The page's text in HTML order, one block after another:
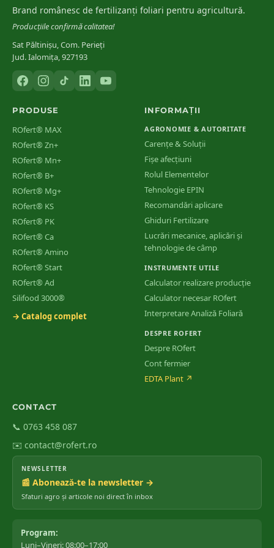
Brand românesc de fertilizanți foliari pentru agricultură.
Producțiile confirmă calitatea!
Sat Păltinișu, Com. Perieți
Jud. Ialomița, 927193
PRODUSE
ROfert® MAX
ROfert® Zn+
ROfert® Mn+
ROfert® B+
ROfert® Mg+
ROfert® KS
ROfert® PK
ROfert® Ca
ROfert® Amino
ROfert® Start
ROfert® Ad
Silifood 3000®
→ Catalog complet
INFORMAȚII
AGRONOMIE & AUTORITATE
Carențe & Soluții
Fișe afecțiuni
Rolul Elementelor
Tehnologie EPIN
Recomandări aplicare
Ghiduri Fertilizare
Lucrări mecanice, aplicări și
tehnologie de câmp
INSTRUMENTE UTILE
Calculator realizare producție
Calculator necesar ROfert
Interpretare Analiză Foliară
DESPRE ROFERT
Despre ROfert
Cont fermier
EDTA Plant ↗
CONTACT
📞 0763 458 087
✉️ contact@rofert.ro
NEWSLETTER
📰 Abonează-te la newsletter →
Sfaturi agro și articole noi direct în inbox
Program:
Luni–Vineri: 08:00–17:00